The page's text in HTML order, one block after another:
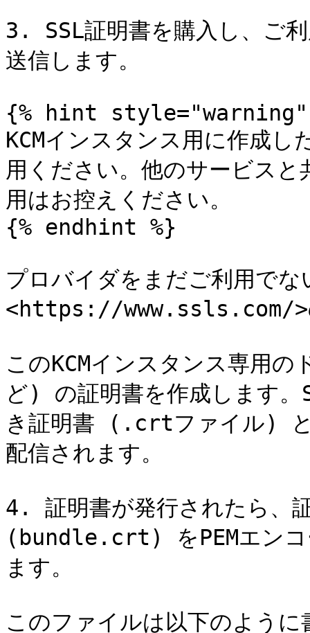
3. SSL証明書を購入し、ご
送信します。
{% hint style="warning"
KCMインスタンス用に作成
用ください。他のサービス
用はお控えください。
{% endhint %}
プロバイダをまだご利用でな
<https://www.ssls.com/>
このKCMインスタンス専用
ど) の証明書を作成します。
き証明書 (.crtファイル) と
配信されます。
4. 証明書が発行されたら
(bundle.crt) をPEMエンコ
ます。
このファイルは以下のよう